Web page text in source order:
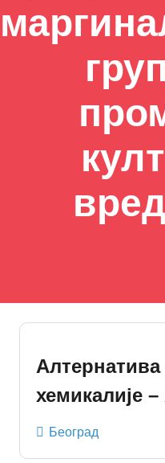
Алтернатива
хемикалије
Београд